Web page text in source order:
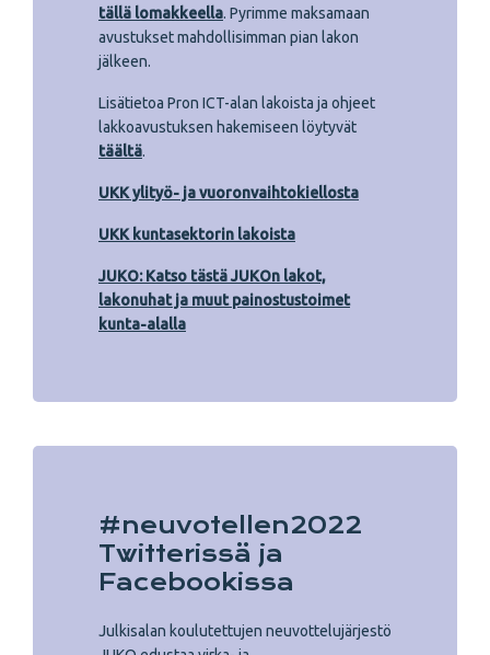
tällä lomakkeella. Pyrimme maksamaan
avustukset mahdollisimman pian lakon
jälkeen.
Lisätietoa Pron ICT-alan lakoista ja ohjeet
lakkoavustuksen hakemiseen löytyvät
täältä.
UKK ylityö- ja vuoronvaihtokiellosta
UKK kuntasektorin lakoista
JUKO: Katso tästä JUKOn lakot,
lakonuhat ja muut painostustoimet
kunta-alalla
#neuvotellen2022
Twitterissä ja
Facebookissa
Julkisalan koulutettujen neuvottelujärjestö